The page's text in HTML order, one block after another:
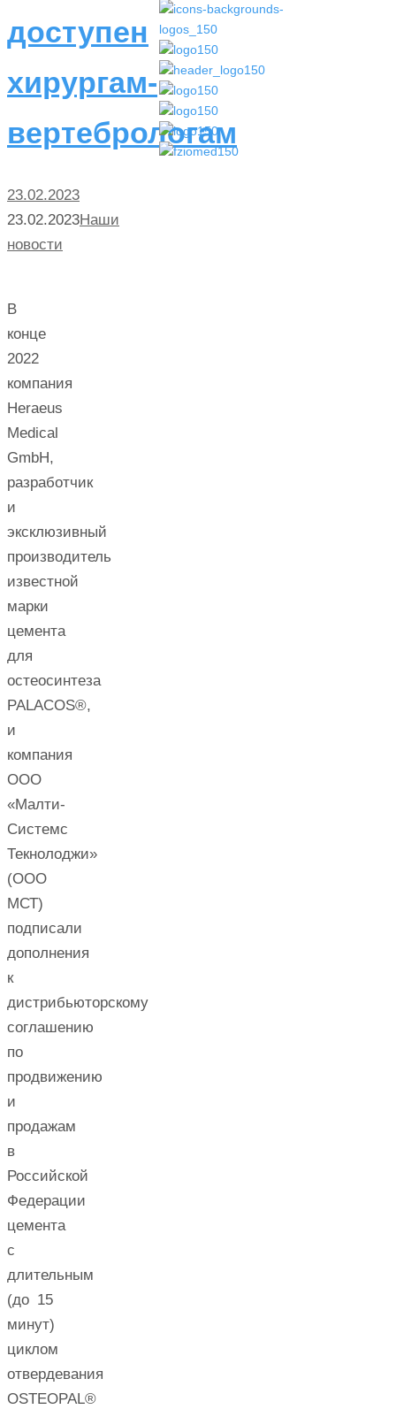
доступен
хирургам-
вертебрологам
23.02.2023
23.02.2023Наши
новости
В
конце
2022
компания
Heraeus
Medical
GmbH,
разработчик
и
эксклюзивный
производитель
известной
марки
цемента
для
остеосинтеза
PALACOS®,
и
компания
ООО
«Малти-
Системс
Текнолоджи»
(ООО
МСТ)
подписали
дополнения
к
дистрибьюторскому
соглашению
по
продвижению
и
продажам
в
Российской
Федерации
цемента
с
длительным
(до 15
минут)
циклом
отвердевания
OSTEOPAL®